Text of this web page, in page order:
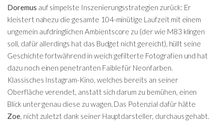
Doremus auf simpelste Inszenierungsstrategien zurück: Er
kleistert nahezu die gesamte 104-minütige Laufzeit mit einem
ungemein aufdringlichen Ambientscore zu (der wie M83 klingen
soll, dafür allerdings hat das Budget nicht gereicht), hüllt seine
Geschichte fortwährend in weich gefilterte Fotografien und hat
dazu noch einen penetranten Faible für Neonfarben.
Klassisches Instagram-Kino, welches bereits an seiner
Oberfläche verendet, anstatt sich darum zu bemühen, einen
Blick unter genau diese zu wagen. Das Potenzial dafür hätte
Zoe, nicht zuletzt dank seiner Hauptdarsteller, durchaus gehabt.